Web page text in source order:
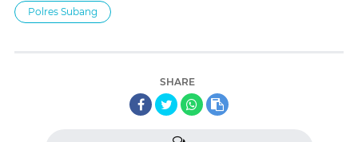
Polres Subang
SHARE